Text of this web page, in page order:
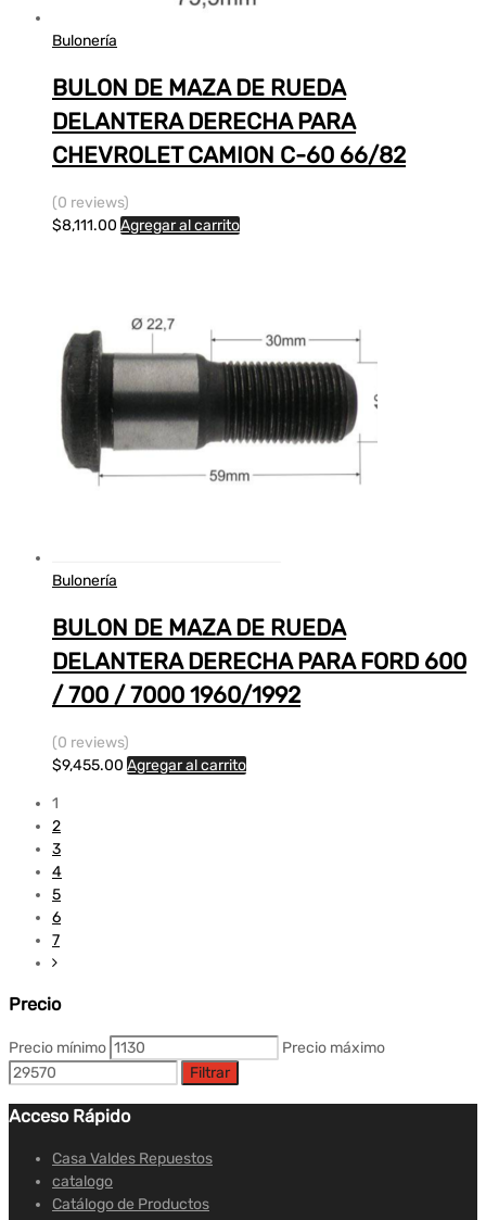
Bulonería
BULON DE MAZA DE RUEDA
DELANTERA DERECHA PARA
CHEVROLET CAMION C-60 66/82
(0 reviews)
$8,111.00 Agregar al carrito
Bulonería
BULON DE MAZA DE RUEDA
DELANTERA DERECHA PARA FORD 600
/ 700 / 7000 1960/1992
(0 reviews)
$9,455.00 Agregar al carrito
1
2
3
4
5
6
7
Precio
Precio mínimo
Precio máximo
Filtrar
Acceso Rápido
Casa Valdes Repuestos
catalogo
Catálogo de Productos